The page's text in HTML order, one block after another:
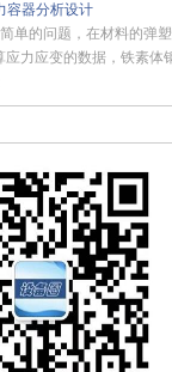
容器分析设计
单的问题，在材料的弹
应力应变的数据，铁素体